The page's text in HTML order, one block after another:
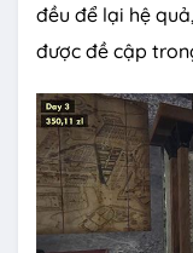
đều để lại hệ
được đề cập